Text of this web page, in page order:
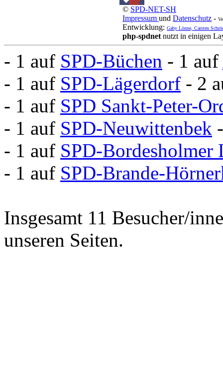
© SPD-NET-SH
Impressum und Datenschutz -
Entwicklung: Gaby Lönne, Carsten
php-spdnet nutzt in einigen
- 1 auf SPD-Büchen - 1 auf
- 1 auf SPD-Lägerdorf - 2
- 1 auf SPD Sankt-Peter-
- 1 auf SPD-Neuwittenbek
- 1 auf SPD-Bordesholmer
- 1 auf SPD-Brande-
Insgesamt 11 Besucher/
unseren Seiten.